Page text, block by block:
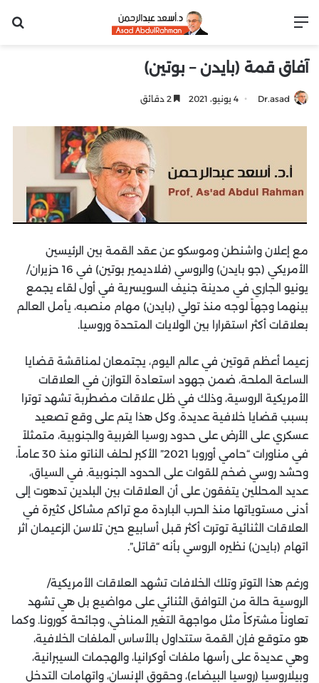
آفاق قمة (بايدن – بوتين)
Dr.asad 4 يونيو، 2021
مع إعلان واشنطن وموسكو عن عقد القمة بين الرئيسين
الأمريكي (جو بايدن) والروسي (فلاديمير بوتين) في 16 حزيران/
يونيو الجاري في مدينة جنيف السويسرية في أول لقاء يجمع
بينهما وجهاً لوجه منذ تولي (بايدن) مهام منصبه، يأمل العالم
بعلاقات أكثر استقرارا بين الولايات المتحدة وروسيا.
زعيما أعظم قوتين في عالم اليوم، يجتمعان لمناقشة قضايا
الساعة الملحة، ضمن جهود استعادة التوازن في العلاقات
الأمريكية الروسية، وذلك في ظل علاقات مضطربة تشهد توترا
بسبب قضايا خلافية عديدة. وكل هذا يتم على وقع تصعيد
عسكري على الأرض على حدود روسيا الغربية والجنوبية، متمثلاً
في مناورات “حامي أوروبا 2021” الأكبر لحلف الناتو منذ 30 عاماً،
وحشد روسي ضخم للقوات على الحدود الجنوبية. في السياق،
عديد المحللين يتفقون على أن العلاقات بين البلدين تدهوت إلى
أدنى مستوياتها منذ الحرب الباردة مع تراكم مشاكل كثيرة في
العلاقات الثنائية توترت أكثر قبل أسابيع حين تلاسن الزعيمان اثر
اتهام (بايدن) نظيره الروسي بأنه “قاتل”.
ورغم هذا التوتر وتلك الخلافات تشهد العلاقات الأمريكية/
الروسية حالة من التوافق الثنائي على مواضيع بل هي تشهد
تعاوناً مشتركاً مثل مواجهة التغير المناخي، وجائحة كورونا. وكما
هو متوقع فإن القمة ستتداول بالأساس الملفات الخلافية،
وهي عديدة على رأسها ملفات أوكرانيا، والهجمات السيبرانية،
وبيلاروسيا (روسيا البيضاء)، وحقوق الإنسان، واتهامات التدخل